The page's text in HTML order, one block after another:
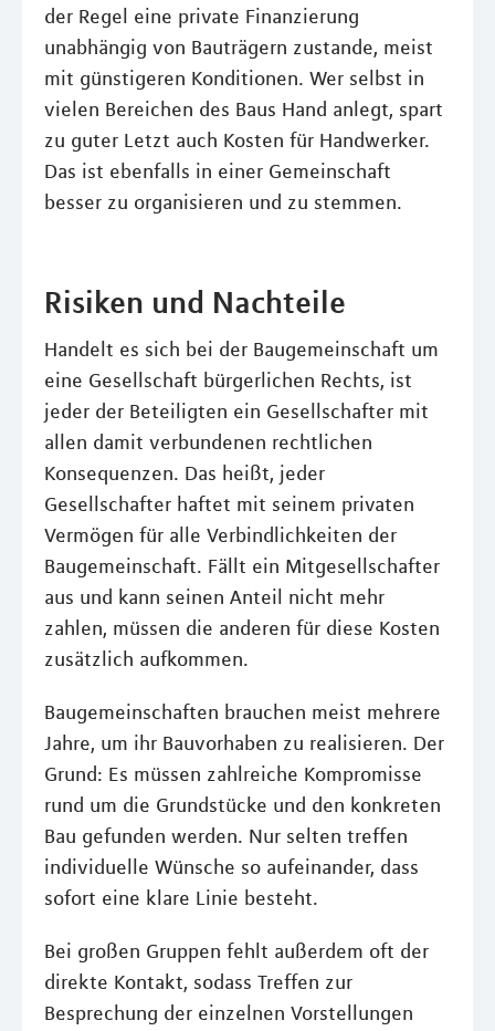
der Regel eine private Finanzierung
unabhängig von Bauträgern zustande, meist
mit günstigeren Konditionen. Wer selbst in
vielen Bereichen des Baus Hand anlegt, spart
zu guter Letzt auch Kosten für Handwerker.
Das ist ebenfalls in einer Gemeinschaft
besser zu organisieren und zu stemmen.
Risiken und Nachteile
Handelt es sich bei der Baugemeinschaft um
eine Gesellschaft bürgerlichen Rechts, ist
jeder der Beteiligten ein Gesellschafter mit
allen damit verbundenen rechtlichen
Konsequenzen. Das heißt, jeder
Gesellschafter haftet mit seinem privaten
Vermögen für alle Verbindlichkeiten der
Baugemeinschaft. Fällt ein Mitgesellschafter
aus und kann seinen Anteil nicht mehr
zahlen, müssen die anderen für diese Kosten
zusätzlich aufkommen.
Baugemeinschaften brauchen meist mehrere
Jahre, um ihr Bauvorhaben zu realisieren. Der
Grund: Es müssen zahlreiche Kompromisse
rund um die Grundstücke und den konkreten
Bau gefunden werden. Nur selten treffen
individuelle Wünsche so aufeinander, dass
sofort eine klare Linie besteht.
Bei großen Gruppen fehlt außerdem oft der
direkte Kontakt, sodass Treffen zur
Besprechung der einzelnen Vorstellungen